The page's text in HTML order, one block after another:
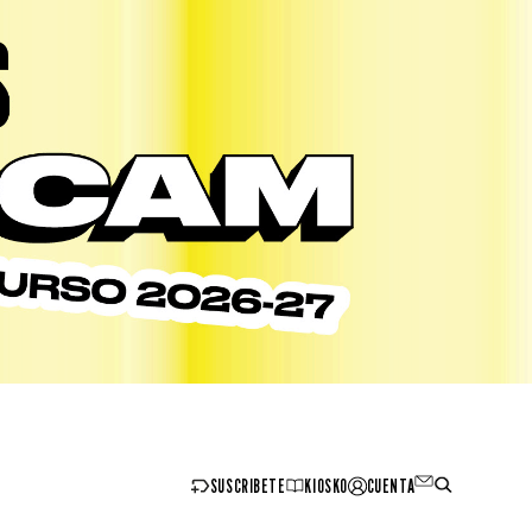
SUSCRIBETE KIOSKO CUENTA